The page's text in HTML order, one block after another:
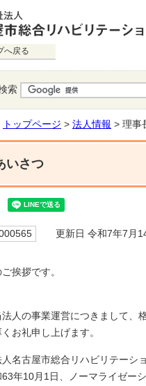
へ戻る
索
トップページ > 法人情報 > 理事
いさつ
更新日 令和7年7月
挨拶です。
人の事業運営につきまして、
お礼申し上げます。
名古屋市総合リハビリテーシ
年10月1日、ノーマライゼー